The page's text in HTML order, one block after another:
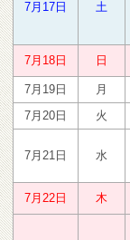
7月17日 土
7月18日 日
7月19日
月
7月20日
火
7月21日 水
7月22日 木